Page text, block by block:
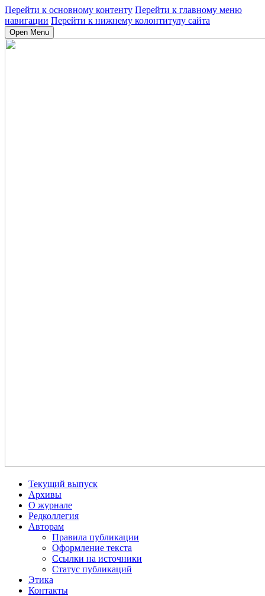
Перейти к основному контенту Перейти к главному меню
навигации Перейти к нижнему колонтитулу сайта
Open Menu
Текущий выпуск
Архивы
О журнале
Редколлегия
Авторам
Правила публикации
Оформление текста
Ссылки на источники
Статус публикаций
Этика
Контакты